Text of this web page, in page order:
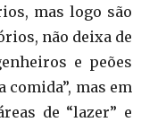
mas logo são
não deixa de
e peões
comida”, mas em
de “lazer” e